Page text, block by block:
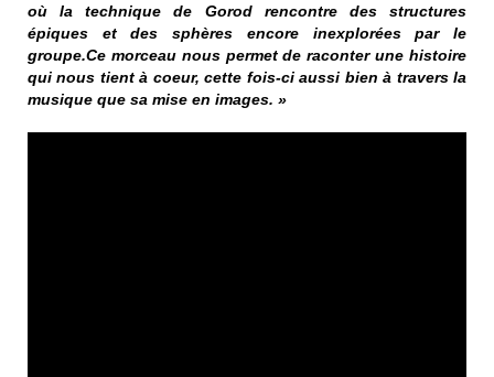
où la technique de Gorod rencontre des structures
épiques et des sphères encore inexplorées par le
groupe.Ce morceau nous permet de raconter une histoire
qui nous tient à coeur, cette fois-ci aussi bien à travers la
musique que sa mise en images. »